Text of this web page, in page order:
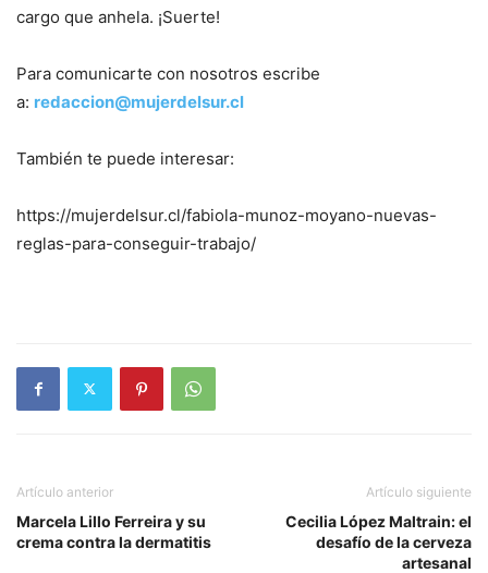
cargo que anhela. ¡Suerte!
Para comunicarte con nosotros escribe
a: redaccion@mujerdelsur.cl
También te puede interesar:
https://mujerdelsur.cl/fabiola-munoz-moyano-nuevas-
reglas-para-conseguir-trabajo/
Artículo anterior
Marcela Lillo Ferreira y su
crema contra la dermatitis
Artículo siguiente
Cecilia López Maltrain: el
desafío de la cerveza
artesanal